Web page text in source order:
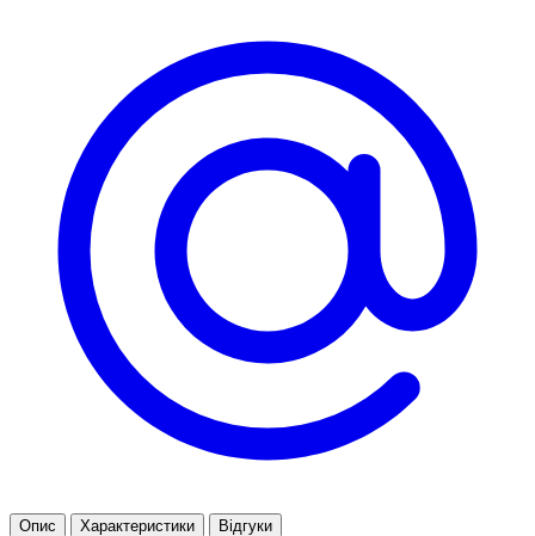
Опис Характеристики Відгуки